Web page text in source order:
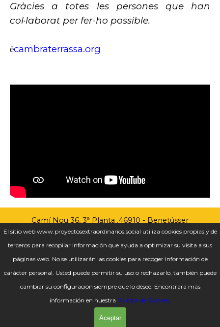
Gràcies a totes les persones que han
col·laborat per fer-ho possible.
ècambraterrassa.org
© 2024 Proyectos Extraordinarios Empresa Social
Condiciones Generales
Aviso Legal
Privacidad y Cookies
Camí Nou 36, 3ª Planta .46910 - Benetússer
(Valencia)
info@proyectosextraordinarios.social
El sitio web www.proyectosextraordinarios.social utiliza cookies propias y de
terceros para recopilar información que ayuda a optimizar su visita a sus
páginas web. No se utilizarán las cookies para recoger información de
carácter personal. Usted puede permitir su uso o rechazarlo, también puede
cambiar su configuración siempre que lo desee. Encontrará más
información en nuestra Política de Cookies.
Aceptar